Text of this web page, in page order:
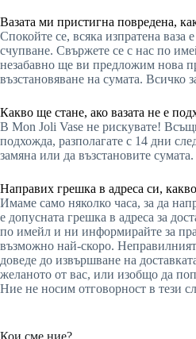
Вазата ми пристигна повредена,
Спокойте се, всяка изпратена ваза
счупване. Свържете се с нас по
незабавно ще ви предложим нова
възстановяване на сумата. Всичко
Какво ще стане, ако вазата не е
В Mon Joli Vase не рискувате!
подхожда, разполагате с 14 дни
замяна или да възстановите сумата.
Направих грешка в адреса си,
Имаме само няколко часа, за да
е допусната грешка в адреса за
по имейл и ни информирайте за
възможно най-скоро.
доведе до извършване на
желаното от вас, или изобщо да
Ние не носим отговорност в тези